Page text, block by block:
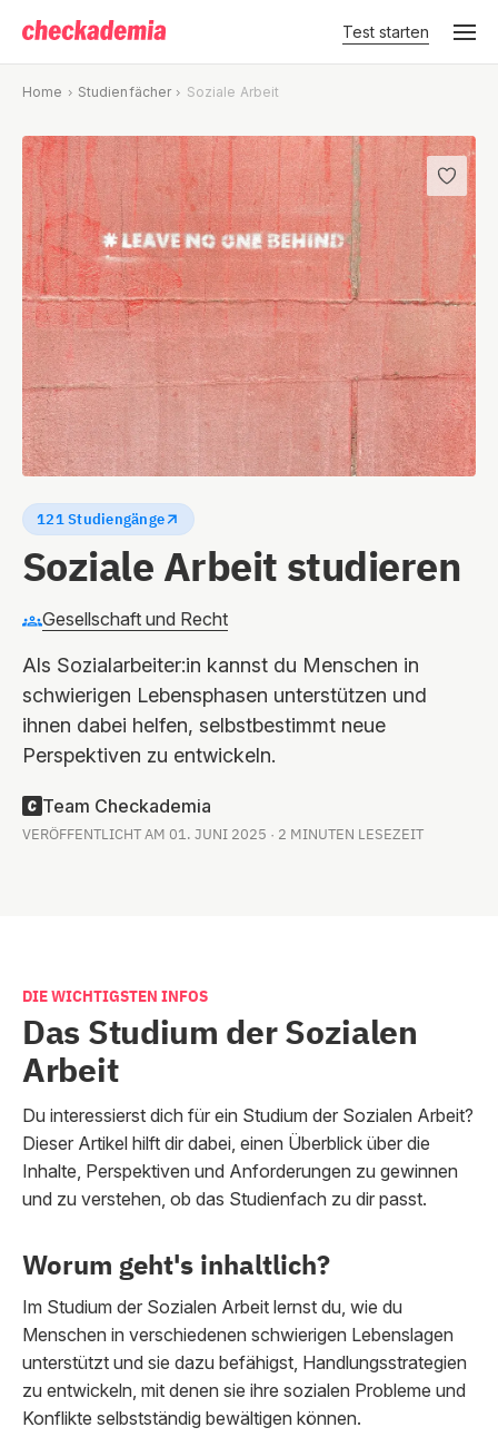
Test starten
Home Studienfächer Soziale Arbeit
121 Studiengänge
Soziale Arbeit studieren
Gesellschaft und Recht
Als Sozialarbeiter:in kannst du Menschen in
schwierigen Lebensphasen unterstützen und
ihnen dabei helfen, selbstbestimmt neue
Perspektiven zu entwickeln.
Team Checkademia
VERÖFFENTLICHT AM 01. JUNI 2025 · 2 MINUTEN LESEZEIT
DIE WICHTIGSTEN INFOS
Das Studium der Sozialen
Arbeit
Du interessierst dich für ein Studium der Sozialen Arbeit?
Dieser Artikel hilft dir dabei, einen Überblick über die
Inhalte, Perspektiven und Anforderungen zu gewinnen
und zu verstehen, ob das Studienfach zu dir passt.
Worum geht's inhaltlich?
Im Studium der Sozialen Arbeit lernst du, wie du
Menschen in verschiedenen schwierigen Lebenslagen
unterstützt und sie dazu befähigst, Handlungsstrategien
zu entwickeln, mit denen sie ihre sozialen Probleme und
Konflikte selbstständig bewältigen können.